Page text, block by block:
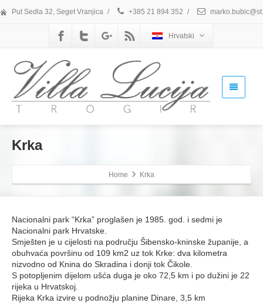
Put Sedla 32, Seget Vranjica / +385 21 894 352 /
Hrvatski
Krka
Home Krka
Nacionalni park “Krka” proglašen je 1985. god. i sedmi je
Nacionalni park Hrvatske.
Smješten je u cijelosti na području Šibensko-kninske županije, a
obuhvaća površinu od 109 km2 uz tok Krke: dva kilometra
nizvodno od Knina do Skradina i donji tok Čikole.
S potopljenim dijelom ušća duga je oko 72,5 km i po dužini je 22
rijeka u Hrvatskoj.
Rijeka Krka izvire u podnožju planine Dinare, 3,5 km